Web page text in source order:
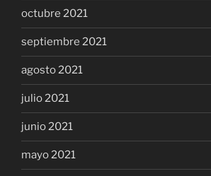
octubre 2021
septiembre 2021
agosto 2021
julio 2021
junio 2021
mayo 2021